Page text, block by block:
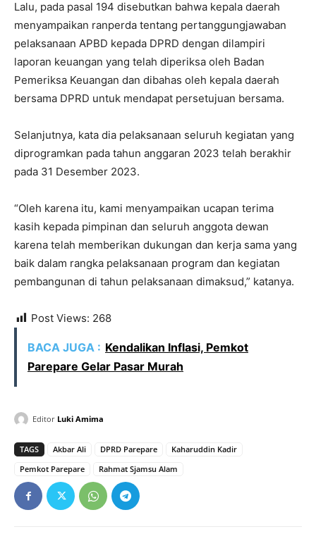
Lalu, pada pasal 194 disebutkan bahwa kepala daerah
menyampaikan ranperda tentang pertanggungjawaban
pelaksanaan APBD kepada DPRD dengan dilampiri
laporan keuangan yang telah diperiksa oleh Badan
Pemeriksa Keuangan dan dibahas oleh kepala daerah
bersama DPRD untuk mendapat persetujuan bersama.
Selanjutnya, kata dia pelaksanaan seluruh kegiatan yang
diprogramkan pada tahun anggaran 2023 telah berakhir
pada 31 Desember 2023.
“Oleh karena itu, kami menyampaikan ucapan terima
kasih kepada pimpinan dan seluruh anggota dewan
karena telah memberikan dukungan dan kerja sama yang
baik dalam rangka pelaksanaan program dan kegiatan
pembangunan di tahun pelaksanaan dimaksud,” katanya.
Post Views: 268
BACA JUGA : Kendalikan Inflasi, Pemkot
Parepare Gelar Pasar Murah
Editor Luki Amima
TAGS Akbar Ali DPRD Parepare
Kaharuddin Kadir
Pemkot Parepare
Rahmat Sjamsu Alam